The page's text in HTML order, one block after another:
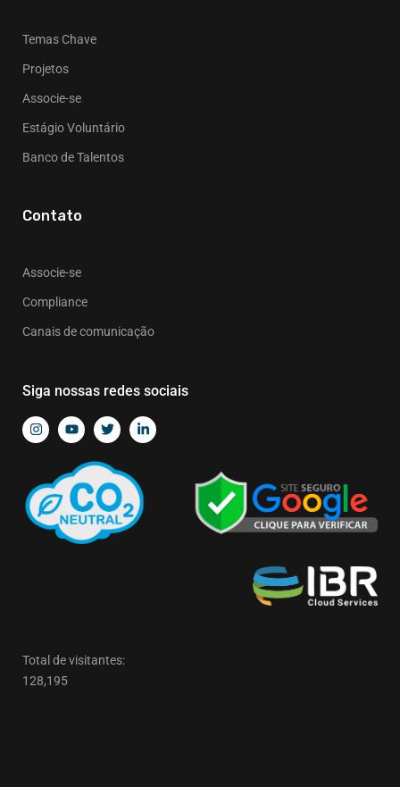
Temas Chave
Projetos
Associe-se
Estágio Voluntário
Banco de Talentos
Contato
Associe-se
Compliance
Canais de comunicação
Siga nossas redes sociais
Total de visitantes:
128,195